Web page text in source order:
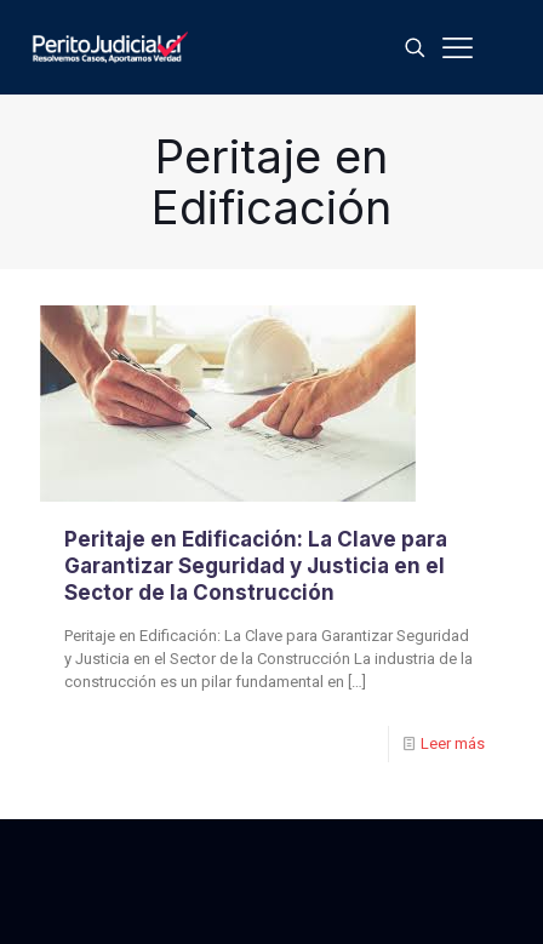
Peritaje en
Edificación
Peritaje en Edificación: La Clave para
Garantizar Seguridad y Justicia en el
Sector de la Construcción
Peritaje en Edificación: La Clave para Garantizar Seguridad
y Justicia en el Sector de la Construcción La industria de la
construcción es un pilar fundamental en […]
Leer más